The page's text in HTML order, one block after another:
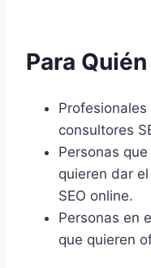
Para
consultores
Personas
quieren dar
SEO online.
Personas en
que quieren